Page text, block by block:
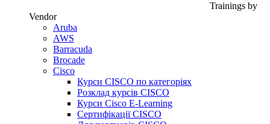
Trainings by
Vendor
Aruba
AWS
Barracuda
Brocade
Cisco
Курси CISCO по категоріях
Розклад курсів CISCO
Курси Cisco E-Learning
Сертифікації CISCO